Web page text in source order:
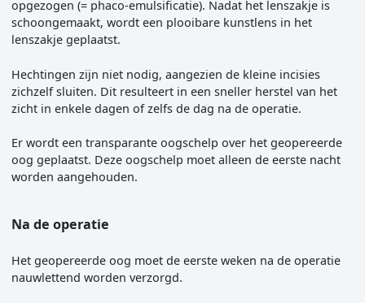
opgezogen (= phaco-emulsificatie). Nadat het lenszakje is
schoongemaakt, wordt een plooibare kunstlens in het
lenszakje geplaatst.
Hechtingen zijn niet nodig, aangezien de kleine incisies
zichzelf sluiten. Dit resulteert in een sneller herstel van het
zicht in enkele dagen of zelfs de dag na de operatie.
Er wordt een transparante oogschelp over het geopereerde
oog geplaatst. Deze oogschelp moet alleen de eerste nacht
worden aangehouden.
Na de operatie
Het geopereerde oog moet de eerste weken na de operatie
nauwlettend worden verzorgd.